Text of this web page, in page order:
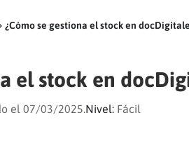
¿Cómo se gestiona el stock en
el stock en
el 07/03/2025.Nivel: Fácil